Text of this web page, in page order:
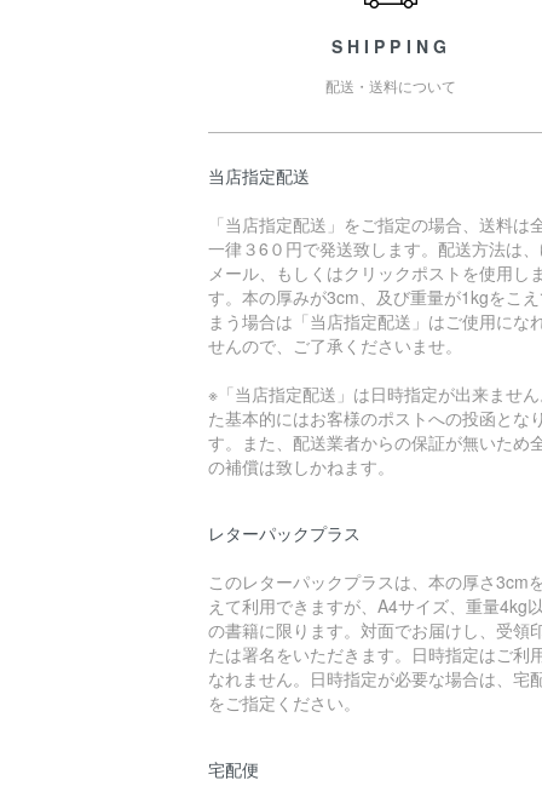
SHIPPING
配送・送料について
当店指定配送
「当店指定配送」をご指定の場合、送料は
一律３6０円で発送致します。配送方法は、
メール、もしくはクリックポストを使用しま
す。本の厚みが3cm、及び重量が1kgをこえ
まう場合は「当店指定配送」はご使用にな
せんので、ご了承くださいませ。
※「当店指定配送」は日時指定が出来ません
た基本的にはお客様のポストへの投函とな
す。また、配送業者からの保証が無いため
の補償は致しかねます。
レターパックプラス
このレターパックプラスは、本の厚さ3cm
えて利用できますが、A4サイズ、重量4kg
の書籍に限ります。対面でお届けし、受領
たは署名をいただきます。日時指定はご利
なれません。日時指定が必要な場合は、宅
をご指定ください。
宅配便